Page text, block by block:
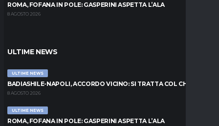
ROMA, FOFANA IN POLE: GASPERINI ASPETTA L’ALA
8 AGOSTO 2026
ULTIME NEWS
ULTIME NEWS
BADIASHILE-NAPOLI, ACCORDO VICINO: SI TRATTA COL CHELSEA
8 AGOSTO 2026
ULTIME NEWS
ROMA, FOFANA IN POLE: GASPERINI ASPETTA L’ALA